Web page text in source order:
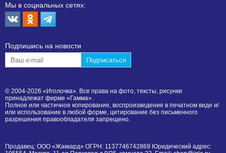
Мы в социальных сетях:
Подпишиcь на новости
© 2004-2026 «Иголочка». Все права на фото, тексты, рисунки
принадлежат фирме «Гамма».
Полное или частичное копирование, воспроизведение в печатном виде и/
или использование в любой форме, цитирование без письменного
разрешения правообладателя запрещено.
Продавец: ООО «Жаккард» ОГРН: 1137746742869 Юридический адрес: